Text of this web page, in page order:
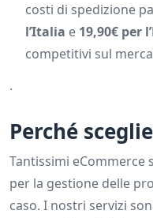
costi di spedizione
l’Italia e 19,90€ per
competitivi sul
.
Perché
Tantissimi eCommerce
per la gestione delle
caso. I nostri servizi